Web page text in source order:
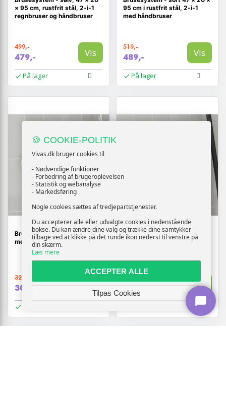
× 95 cm, rustfrit stål, 2-i-1
regnbruser og håndbruser
499,-
479,- Vis
På lager
95 cm i rustfrit stål, 2‑i‑1
med håndbruser
519,-
489,- Vis
På lager
Bruserblander i krom G 1/2 -
messing, vægmonteret
329,-
309,- Vis
Bruserblander i messing -
sort G 1/2" vægmonteret
449,- Vis
🍪 COOKIE-POLITIK
Vivas.dk bruger cookies til
- Nødvendige funktioner
- Forbedring af brugeroplevelsen
- Statistik og webanalyse
- Markedsføring
Nogle cookies sættes af tredjepartstjenester.
Du accepterer alle eller udvalgte cookies i nedenstående
bokse. Du kan ændre dine valg og trække dine samtykker
tilbage ved at klikke på det runde ikon nederst til venstre på
din skærm.
Læs mere
ACCEPTER ALLE
Tilpas Cookies